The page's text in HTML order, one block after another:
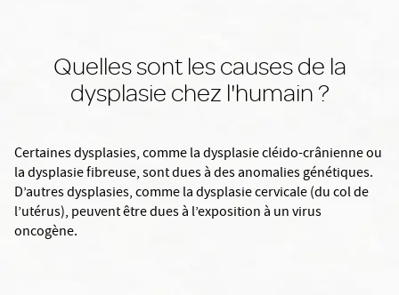
Quelles sont les causes de la
dysplasie chez l'humain ?
Certaines dysplasies, comme la dysplasie cléido-crânienne ou
la dysplasie fibreuse, sont dues à des anomalies génétiques.
D’autres dysplasies, comme la dysplasie cervicale (du col de
l’utérus), peuvent être dues à l’exposition à un virus
oncogène.